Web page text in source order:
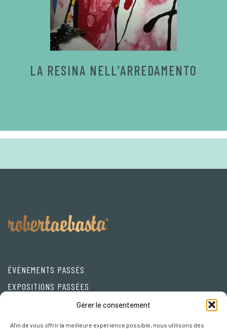
Gérer le consentement
Afin de vous offrir la meilleure expérience possible, nous utilisons des
LA RESINA NELL’ARREDAMENTO
ÉVÉNEMENTS PASSÉS
EXPOSITIONS PASSÉES